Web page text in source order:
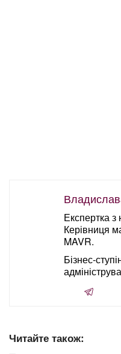
Експертка
Керівниця
MAVR.
Бізнес-
Читайте також: